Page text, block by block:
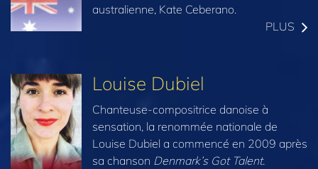
australienne, Kate Ceberano.
PLUS
Louise Dubiel
Chanteuse-compositrice danoise à
sensation, la renommée nationale de
Louise Dubiel a commencé en 2009 après
sa chanson Denmark’s Got Talent.